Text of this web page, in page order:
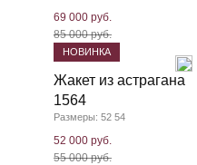
69 000 руб.
85 000 руб.
НОВИНКА
Жакет из астрагана
1564
Размеры: 52 54
52 000 руб.
55 000 руб.